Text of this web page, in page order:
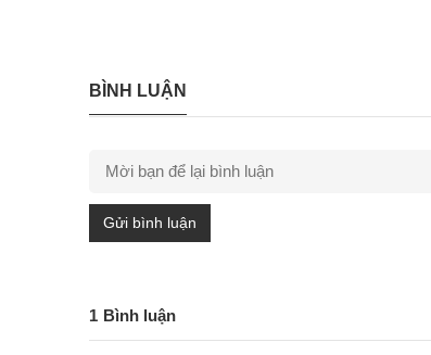
BÌNH LUẬN
Gửi bình luận
1 Bình luận